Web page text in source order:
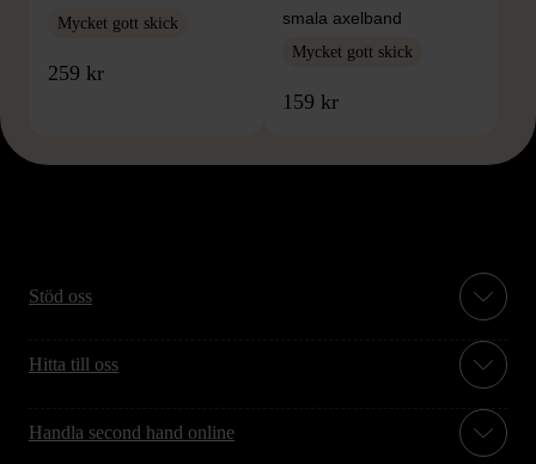
Mycket gott skick
259 kr
smala axelband
Mycket gott skick
159 kr
Stöd oss
Hitta till oss
Handla second hand online